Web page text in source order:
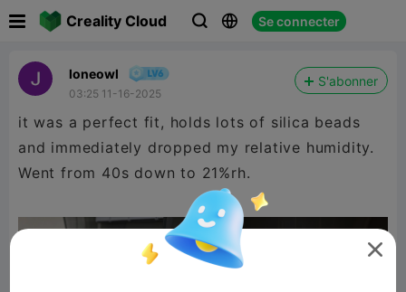
Creality Cloud   Se connecter
loneowl
03:25 11-16-2025
S'abonner
it was a perfect fit, holds lots of silica beads
and immediately dropped my relative humidity.
Went from 40s down to 21%rh.
